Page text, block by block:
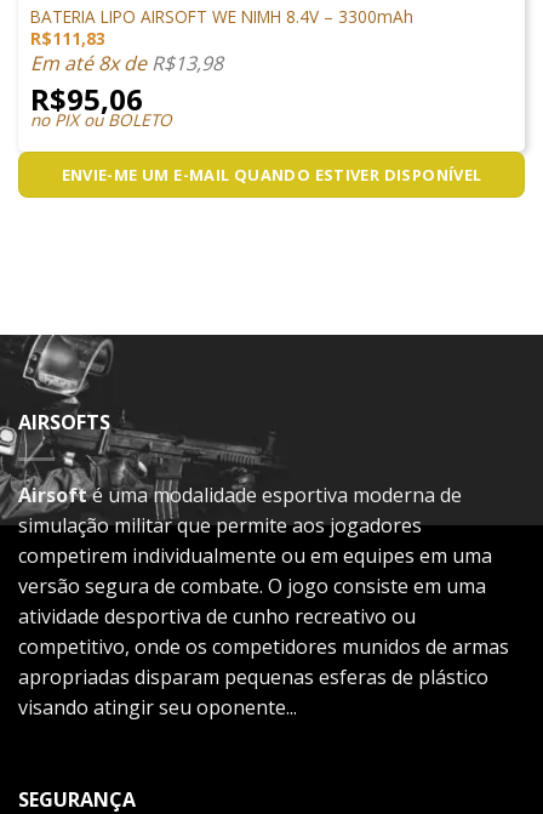
BATERIA LIPO AIRSOFT WE NIMH 8.4V – 3300mAh
R$111,83
Em até 8x deR$13,98
R$95,06
no PIX ou BOLETO
ENVIE-ME UM E-MAIL QUANDO ESTIVER DISPONÍVEL
AIRSOFTS
Airsofté uma modalidade esportiva moderna de
simulação militar que permite aos jogadores
competirem individualmente ou em equipes em uma
versão segura de combate. O jogo consiste em uma
atividade desportiva de cunho recreativo ou
competitivo, onde os competidores munidos de armas
apropriadas disparam pequenas esferas de plástico
visando atingir seu oponente...
SEGURANÇA